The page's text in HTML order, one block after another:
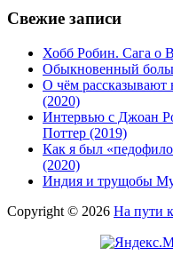
Свежие записи
Хобб Робин. Сага о
Обыкновенный
О чём
(2020)
Интервью с Джоан
Поттер (2019)
Как я был
(2020)
Индия и трущобы
Copyright © 2026 На пути